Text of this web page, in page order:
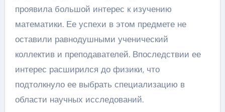
проявила большой интерес к изучению
математики. Ее успехи в этом предмете не
оставили равнодушными ученический
коллектив и преподавателей. Впоследствии ее
интерес расширился до физики, что
подтолкнуло ее выбрать специализацию в
области научных исследований.